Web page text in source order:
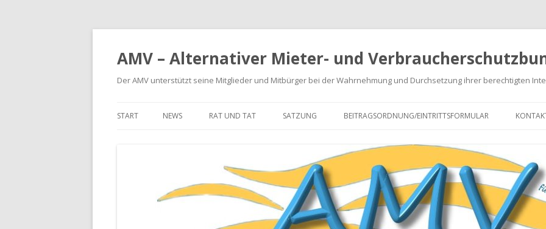
AMV – Alternativer Mieter- und
Der AMV unterstützt seine Mitglieder und Mitbürger bei der Wahrnehmung und Durchsetzung ihrer berechtigten
zum
START NEWS RAT UND TAT
MIETERHÖHUNGEN
MIETMÄNGEL
MODERNISIERUNGEN
SATZUNG BEITRAGSORDNUNG/EINTRITTSFORMULAR